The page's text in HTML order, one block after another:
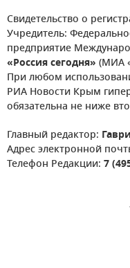
Свидетельство о
Учредитель:
предприятие
«Россия сегодня» (МИА
При любом
РИА Новости Крым
обязательна не ниже
Главный редактор:
Адрес электронной
Телефон Редакции: 7